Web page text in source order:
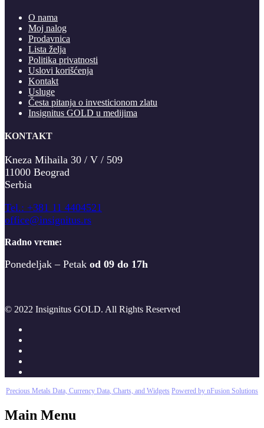
O nama
Moj nalog
Prodavnica
Lista želja
Politika privatnosti
Uslovi korišćenja
Kontakt
Usluge
Česta pitanja o investicionom zlatu
Insignitus GOLD u medijima
KONTAKT
Kneza Mihaila 30 / V / 509
11000 Beograd
Serbia
Tel.: +381 11 4404521
office@insignitus.rs
Radno vreme:
Ponedeljak – Petak od 09 do 17h
© 2022 Insignitus GOLD. All Rights Reserved
Precious Metals Data, Currency Data, Charts, and Widgets Powered by nFusion Solutions
Main Menu